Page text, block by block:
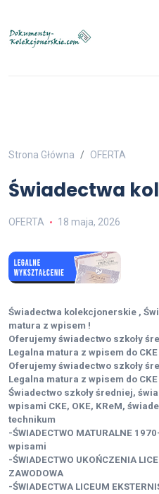
Strona Główna OFERTA
Świadectwa
OFERTA 18 maja, 2026
Świadectwa kolekcjonerskie ,
matura z wpisem !
Oferujemy świadectwo szkoły
Legalna matura z wpisem do CKE
Oferujemy świadectwo szkoły
Legalna matura z wpisem do
Świadectwo szkoły średniej,
wpisami CKE, OKE, KReM,
technikum
-ŚWIADECTWO MATURALNE
wpisami
-ŚWIADECTWO UKOŃCZENIA
ZAWODOWA
-ŚWIADECTWA LICEUM